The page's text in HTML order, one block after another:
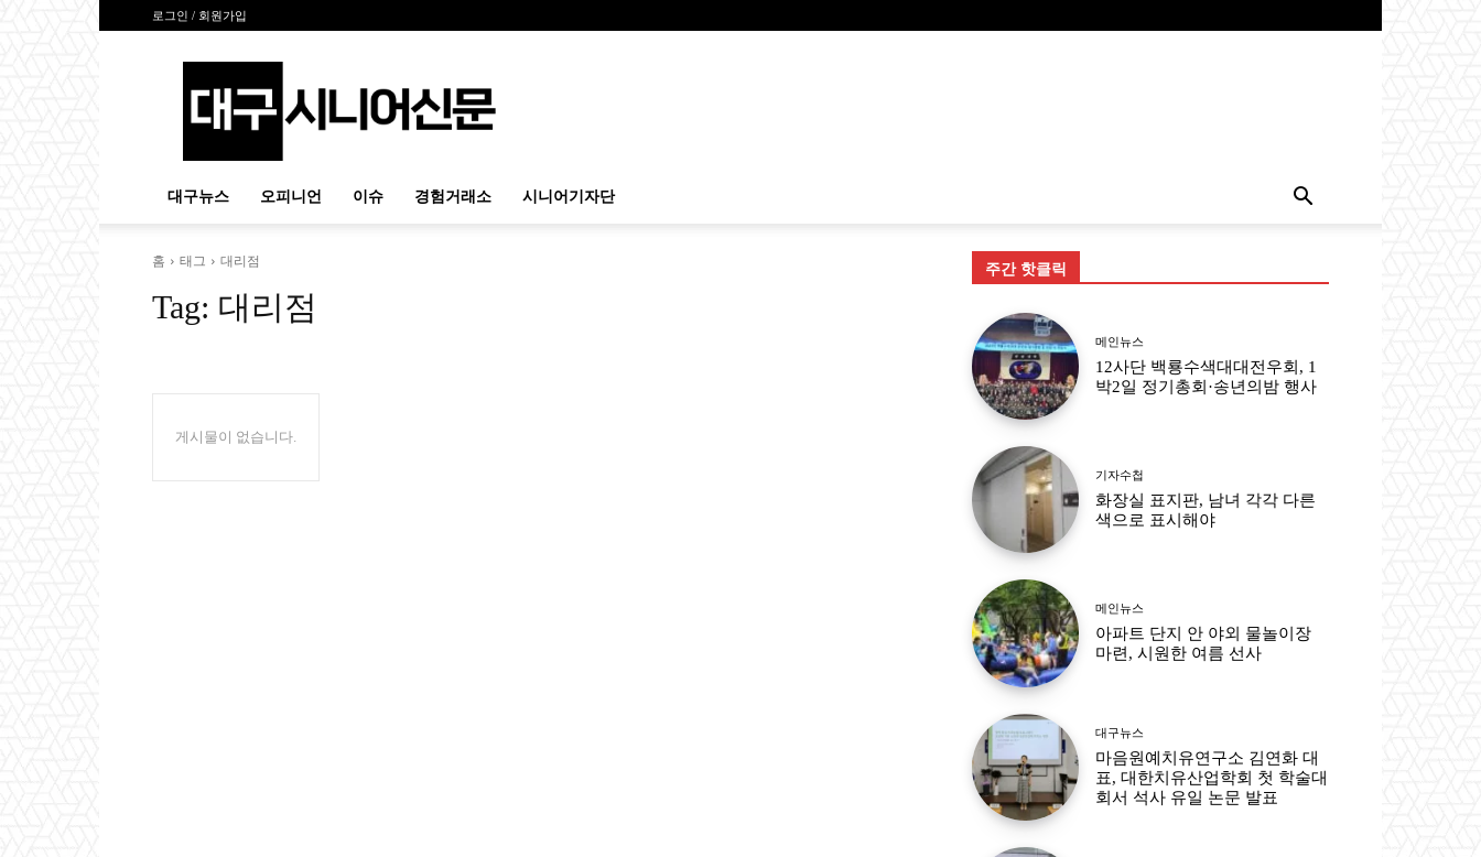
로그인 / 회원가입
시
대구뉴스 오피니언 이슈 경험거래소 시니어기자단
홈 태그 대리점
Tag: 대리점
게시물이 없습니다.
주간 핫클릭
메인뉴스
12사단 백룡수색대대전우회, 1
박2일 정기총회·송년의밤 행사
기자수첩
화장실 표지판, 남녀 각각 다른
색으로 표시해야
메인뉴스
아파트 단지 안 야외 물놀이장
마련, 시원한 여름 선사
대구뉴스
마음원예치유연구소 김연화 대
표, 대한치유산업학회 첫 학술대
회서 석사 유일 논문 발표